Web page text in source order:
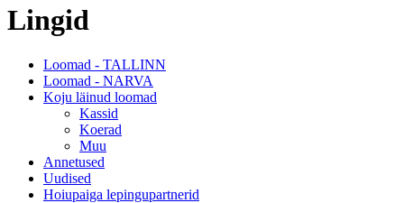
Lingid
Loomad - TALLINN
Loomad - NARVA
Koju läinud loomad
Kassid
Koerad
Muu
Annetused
Uudised
Hoiupaiga lepingupartnerid